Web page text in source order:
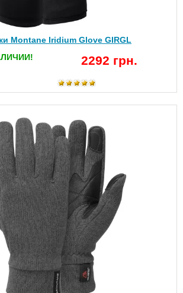
Montane Iridium Glove GIRGL
2292 грн.